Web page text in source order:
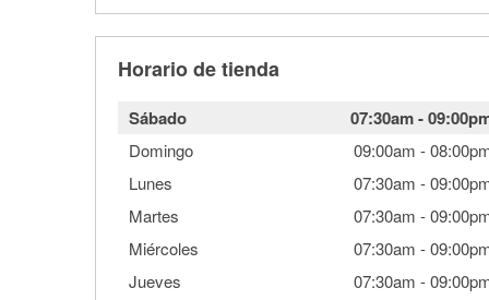
Horario de tienda
Sábado 07:30am-
Domingo 09:00am -
Lunes
07:30am -
Martes
07:30am -
Miércoles
07:30am -
Jueves
07:30am -